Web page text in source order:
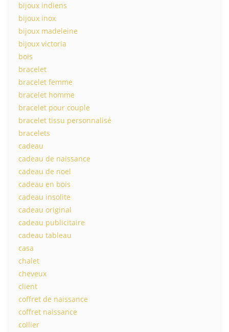
bijoux indiens
bijoux inox
bijoux madeleine
bijoux victoria
bois
bracelet
bracelet femme
bracelet homme
bracelet pour couple
bracelet tissu personnalisé
bracelets
cadeau
cadeau de naissance
cadeau de noel
cadeau en bois
cadeau insolite
cadeau original
cadeau publicitaire
cadeau tableau
casa
chalet
cheveux
client
coffret de naissance
coffret naissance
collier